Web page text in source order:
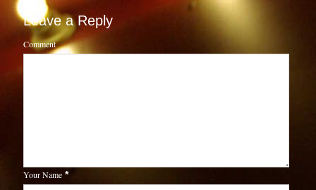
Leave a Reply
Comment
Your Name *